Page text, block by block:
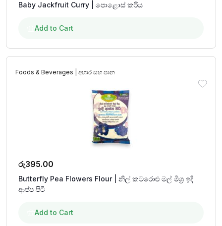
Baby Jackfruit Curry | පොළොස් කරිය
Add to Cart
Foods & Beverages | අහාර සහ පාන
රු395.00
Butterfly Pea Flowers Flour | නිල් කටරොළු මල් මිශ්‍ර ඉදි
ආප්ප පිටි
Add to Cart